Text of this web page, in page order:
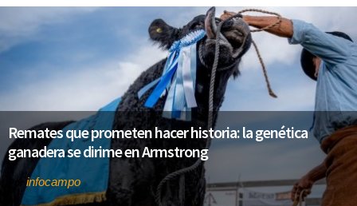
Remates que prometen hacer historia: la genética
ganadera se dirime en Armstrong
infocampo